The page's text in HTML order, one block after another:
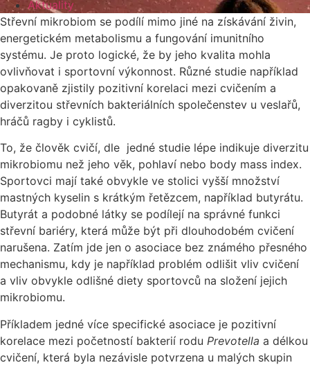
Aktuality
Střevní mikrobiom se podílí mimo jiné na získávání živin,
energetickém metabolismu a fungování imunitního
systému. Je proto logické, že by jeho kvalita mohla
ovlivňovat i sportovní výkonnost. Různé studie například
opakovaně zjistily pozitivní korelaci mezi cvičením a
diverzitou střevních bakteriálních společenstev u veslařů,
hráčů ragby i cyklistů.
To, že člověk cvičí, dle jedné studie lépe indikuje diverzitu
mikrobiomu než jeho věk, pohlaví nebo body mass index.
Sportovci mají také obvykle ve stolici vyšší množství
mastných kyselin s krátkým řetězcem, například butyrátu.
Butyrát a podobné látky se podílejí na správné funkci
střevní bariéry, která může být při dlouhodobém cvičení
narušena. Zatím jde jen o asociace bez známého přesného
mechanismu, kdy je například problém odlišit vliv cvičení
a vliv obvykle odlišné diety sportovců na složení jejich
mikrobiomu.
Příkladem jedné více specifické asociace je pozitivní
korelace mezi početností bakterií rodu Prevotella a délkou
cvičení, která byla nezávisle potvrzena u malých skupin